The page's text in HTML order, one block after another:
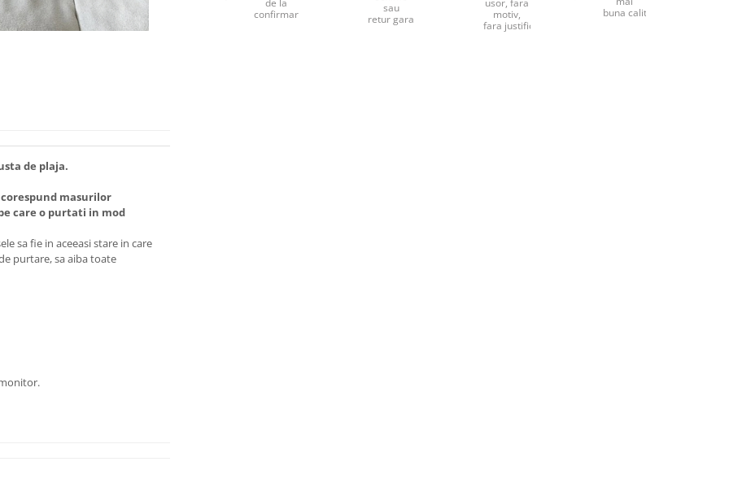
de la
confirmarea comenzii.
sau
retur garantat.
usor, fara
motiv,
fara justificari.
buna calitate.
de plaja.
masurilor
care o purtati in mod
sa fie in aceeasi stare in care
purtare, sa aiba toate